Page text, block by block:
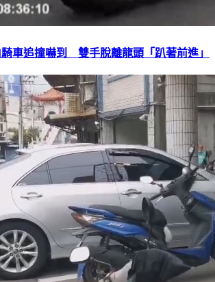
車追撞嚇到 雙手脫離龍頭「趴著前進」